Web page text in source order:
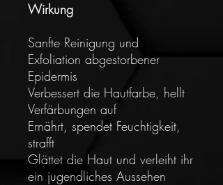
Wirkung
Sanfte Reinigung und
Exfoliation abgestorbener
Epidermis
Verbessert die Hautfarbe, hellt
Verfärbungen auf
Ernährt, spendet Feuchtigkeit,
strafft
Glättet die Haut und verleiht ihr
ein jugendliches Aussehen